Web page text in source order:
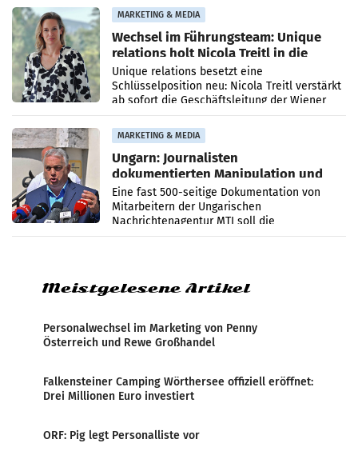
MARKETING & MEDIA
Wechsel im Führungsteam: Unique
relations holt Nicola Treitl in die
Geschäftsleitung
Unique relations besetzt eine
Schlüsselposition neu: Nicola Treitl verstärkt
ab sofort die Geschäftsleitung der Wiener
PR-Agentur an der Seite von Josef Kalina und
Anna Kalina-Mahr.
MARKETING & MEDIA
Ungarn: Journalisten
dokumentierten Manipulation und
Zensur
Eine fast 500-seitige Dokumentation von
Mitarbeitern der Ungarischen
Nachrichtenagentur MTI soll die
systematische Nachrichten-Manipulation und
Meistgelesene Artikel
Personalwechsel im Marketing von Penny
Österreich und Rewe Großhandel
Falkensteiner Camping Wörthersee offiziell eröffnet:
Drei Millionen Euro investiert
ORF: Pig legt Personalliste vor